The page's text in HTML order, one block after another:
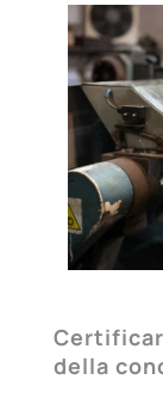
della